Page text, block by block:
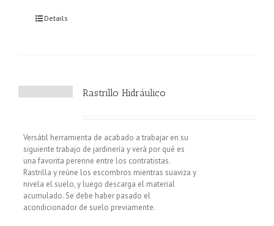
Details
Rastrillo Hidráulico
Versátil herramienta de acabado a trabajar en su
siguiente trabajo de jardinería y verá por qué es
una favorita perenne entre los contratistas.
Rastrilla y reúne los escombros mientras suaviza y
nivela el suelo, y luego descarga el material
acumulado. Se debe haber pasado el
acondicionador de suelo previamente.